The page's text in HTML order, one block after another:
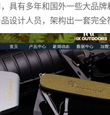
具有多年和国外一些大品牌
设计人员，架构出一套完全